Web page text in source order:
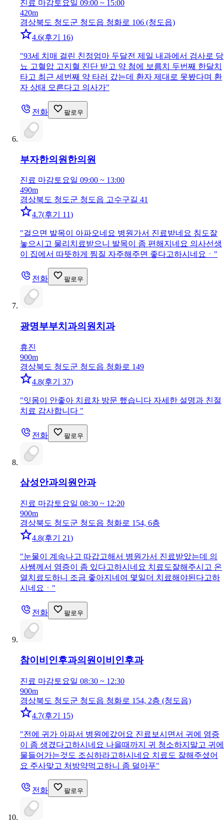
진료 마감토요일 09:00 ~ 15:00
420m
경상북도 청도군 청도읍 청화로 106 (청도읍)
4.6(후기 16)
"93세 치매 걸린 친정엄마 두달전 제일 내과에서 검사로 당
뇨 고혈압 고지혈 진단 받고 약 첨에 보름치 두번째 한달치
타고 최근 세번째 약 타러 갔는데 환자 제대로 못봤다며 환
자 상태 모른다고 의사가"
전화 팔로우
부자한의원 한의원
진료 마감토요일 09:00 ~ 13:00
490m
경상북도 청도군 청도읍 고수구길 41
4.7(후기 11)
"걸으면 발목이 아파오네요 병원가서 진료받네요 침도잘
놓으시고 물리치료받으니 발목이 좀 편해지네요 의사선생
이 집에서 따뜻하게 찜질 자주해주면 좋다고하시네요ㆍ "
전화 팔로우
광명부부치과의원 치과
휴진
900m
경상북도 청도군 청도읍 청화로 149
4.8(후기 37)
"잇몸이 안좋아 치료차 방문 했습니다 자세한 설명과 친절
치료 감사합니다 "
전화 팔로우
삼성안과의원안과
진료 마감토요일 08:30 ~ 12:20
900m
경상북도 청도군 청도읍 청화로 154, 6층
4.8(후기 21)
"눈물이 계속나고 따갑고해서 병원가서 진료받았는데 의
사쌤께서 염증이 좀 있다고하시네요 치료도잘해주시고 온
열치료도하니 조금 좋아지네여 몇일더 치료해야된다고하
시네요ㆍ "
전화 팔로우
참이비인후과의원 이비인후과
진료 마감토요일 08:30 ~ 12:30
900m
경상북도 청도군 청도읍 청화로 154, 2층 (청도읍)
4.7(후기 15)
"전에 귀가 아파서 병원에갔어요 진료보시면서 귀에 염증
이 좀 생겼다고하시네요 나을때까지 귀 청소하지말고 귀에
물들어가는것도 조심하라고하시네요 치료도 잘해주셨어
요 주사맞고 처방약먹고하니 좀 덜아푸"
전화 팔로우